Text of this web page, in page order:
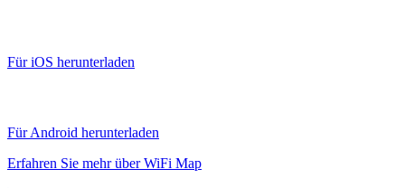
Für iOS herunterladen
Für Android herunterladen
Erfahren Sie mehr über WiFi Map